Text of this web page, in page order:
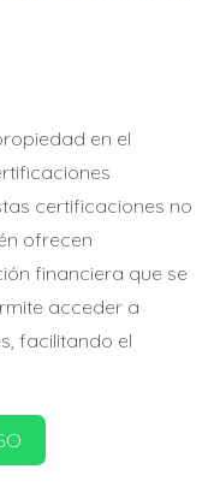
en el
certificaciones no
ofrecen
financiera que se
acceder a
facilitando el